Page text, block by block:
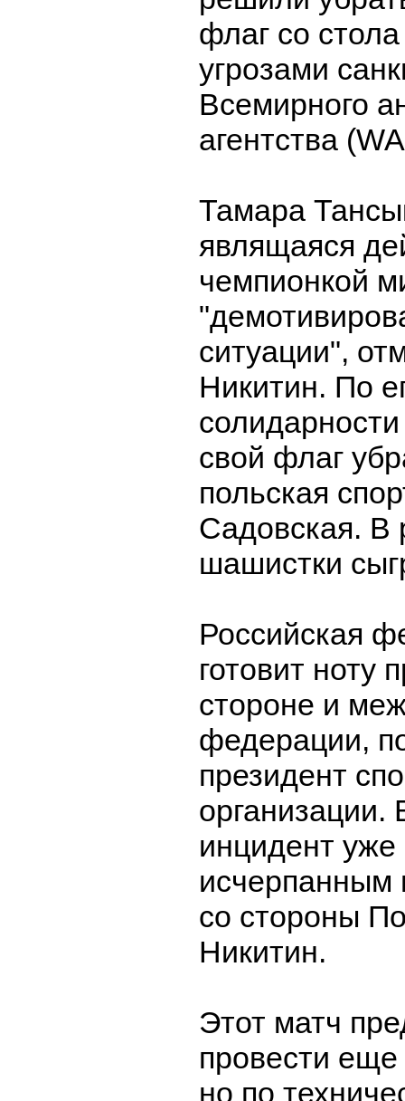
флаг со
угрозами
Всемирного
агентства
Тамара
являщаяся
чемпионкой
ситуации",
Никитин. По
свой флаг
польская
Садовская. В
шашистки
Российская
готовит ноту
стороне и
федерации,
президент
организации.
инцидент
исчерпанным
со стороны
Никитин.
Этот матч
провести
но по